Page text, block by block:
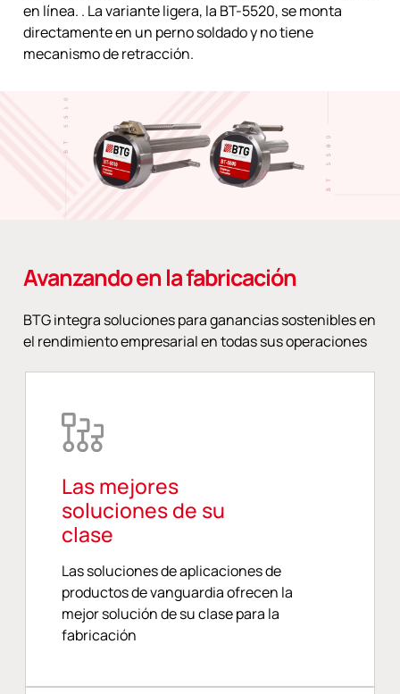
en línea. . La variante ligera, la BT-5520, se monta
directamente en un perno soldado y no tiene
mecanismo de retracción.
Avanzando en la fabricación
BTG integra soluciones para ganancias sostenibles en
el rendimiento empresarial en todas sus operaciones
Las mejores
soluciones de su
clase
Las soluciones de aplicaciones de
productos de vanguardia ofrecen la
mejor solución de su clase para la
fabricación